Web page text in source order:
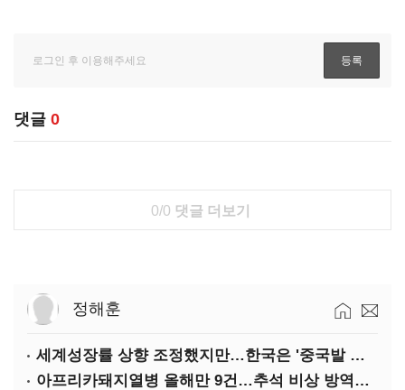
댓글 0
0/0 댓글 더보기
정해훈
세계성장률 상향 조정했지만…한국은 '중국발 살얼음판'
아프리카돼지열병 올해만 9건…추석 비상 방역에 '총력'